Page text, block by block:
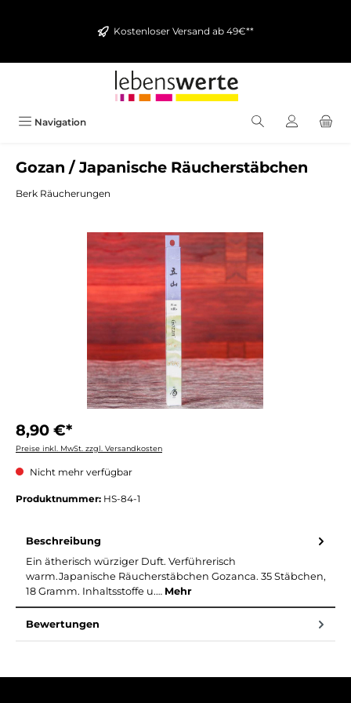
Kostenloser Versand ab 49€**
Navigation
Gozan / Japanische Räucherstäbchen
Berk Räucherungen
Bildergalerie überspringen
8,90 €*
Preise inkl. MwSt. zzgl. Versandkosten
Nicht mehr verfügbar
Produktnummer: HS-84-1
Beschreibung
Ein ätherisch würziger Duft. Verführerisch
warm.Japanische Räucherstäbchen Gozanca. 35 Stäbchen,
18 Gramm. Inhaltsstoffe u.… Mehr
Bewertungen